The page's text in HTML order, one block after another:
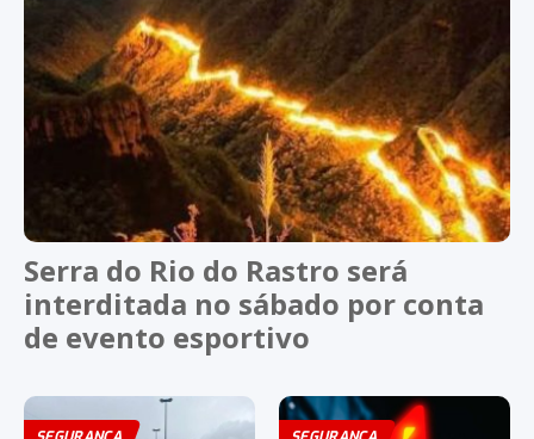
Serra do Rio do Rastro será
interditada no sábado por conta
de evento esportivo